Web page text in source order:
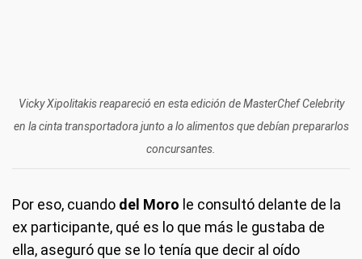
Vicky Xipolitakis reapareció en esta edición de MasterChef Celebrity
en la cinta transportadora junto a lo alimentos que debían prepararlos
concursantes.
Por eso, cuando del Moro le consultó delante de la
ex participante, qué es lo que más le gustaba de
ella, aseguró que se lo tenía que decir al oído